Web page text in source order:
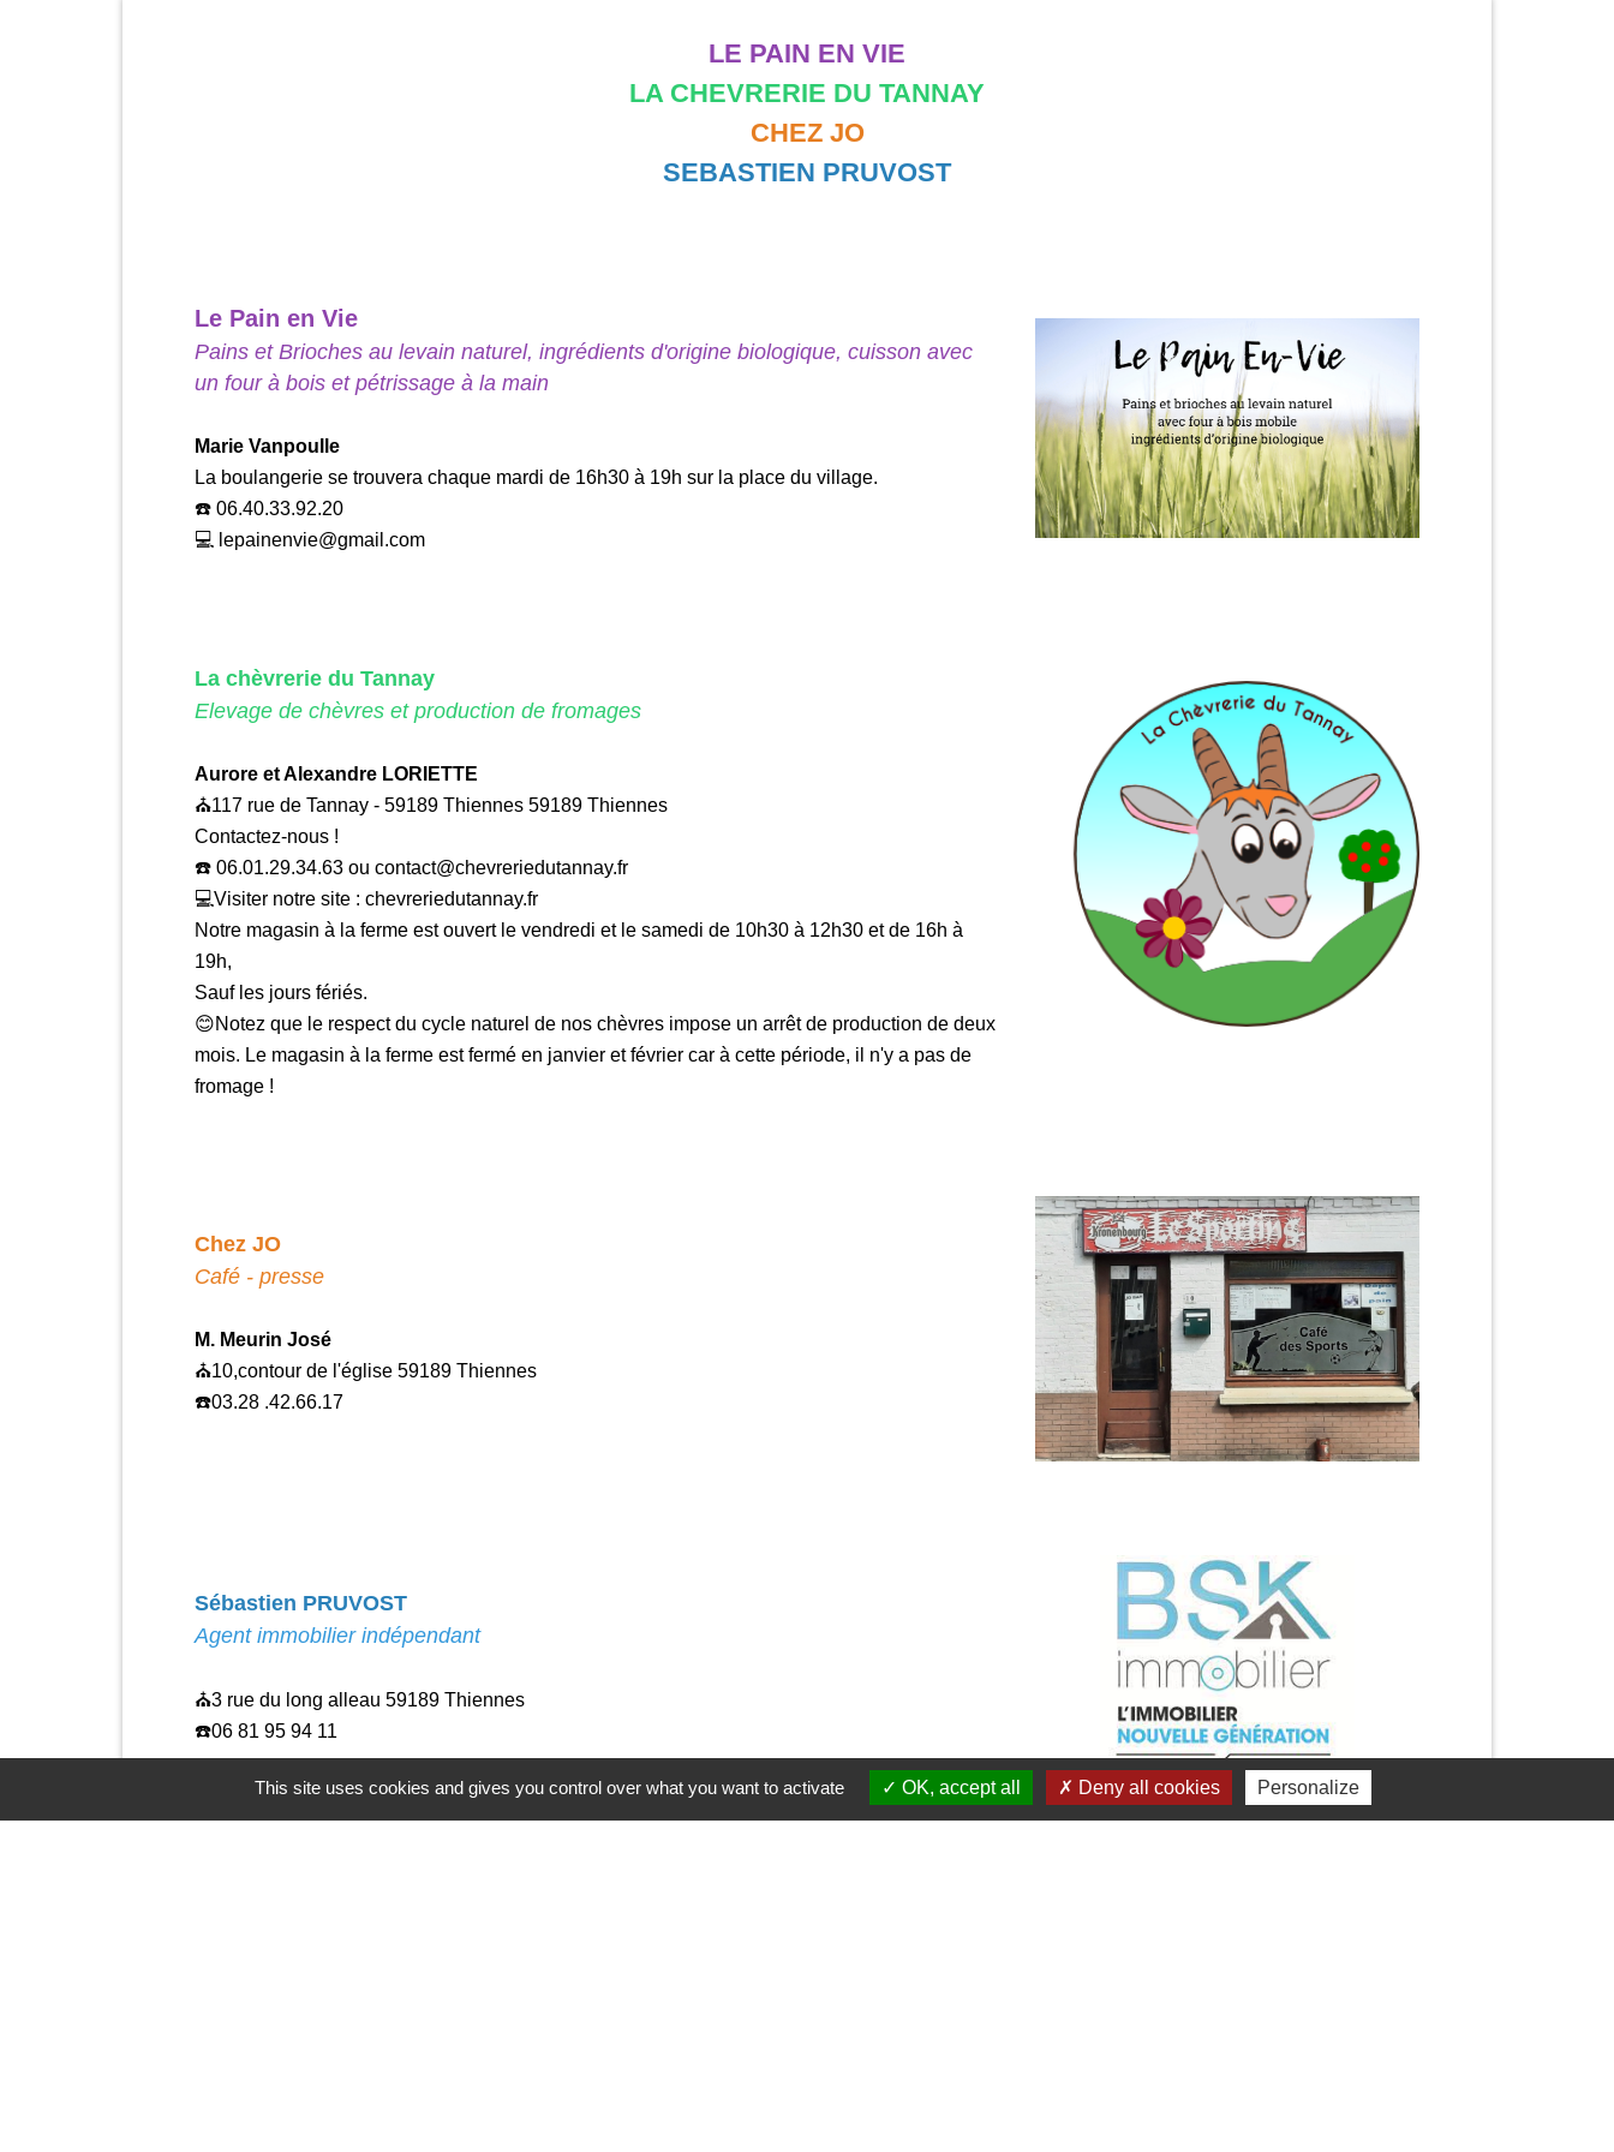
LE PAIN EN VIE
LA CHEVRERIE DU TANNAY
CHEZ JO
SEBASTIEN PRUVOST
Le Pain en Vie
Pains et Brioches au levain naturel, ingrédients d'origine biologique, cuisson avec
un four à bois et pétrissage à la main
Marie Vanpoulle
La boulangerie se trouvera chaque mardi de 16h30 à 19h sur la place du village.
☎️ 06.40.33.92.20
💻 lepainenvie@gmail.com
La chèvrerie du Tannay
Elevage de chèvres et production de fromages
Aurore et Alexandre LORIETTE
⛪️117 rue de Tannay - 59189 Thiennes 59189 Thiennes
Contactez-nous !
☎️ 06.01.29.34.63 ou contact@chevreriedutannay.fr
💻Visiter notre site : chevreriedutannay.fr
Notre magasin à la ferme est ouvert le vendredi et le samedi de 10h30 à 12h30 et de 16h à
19h,
Sauf les jours fériés.
😊Notez que le respect du cycle naturel de nos chèvres impose un arrêt de production de deux
mois. Le magasin à la ferme est fermé en janvier et février car à cette période, il n'y a pas de
fromage !
Chez JO
Café - presse
M. Meurin José
⛪️10,contour de l'église 59189 Thiennes
☎️03.28 .42.66.17
Sébastien PRUVOST
Agent immobilier indépendant
⛪️3 rue du long alleau 59189 Thiennes
☎️06 81 95 94 11
This site uses cookies and gives you control over what you want to activate OK, accept all Deny all cookies Personalize